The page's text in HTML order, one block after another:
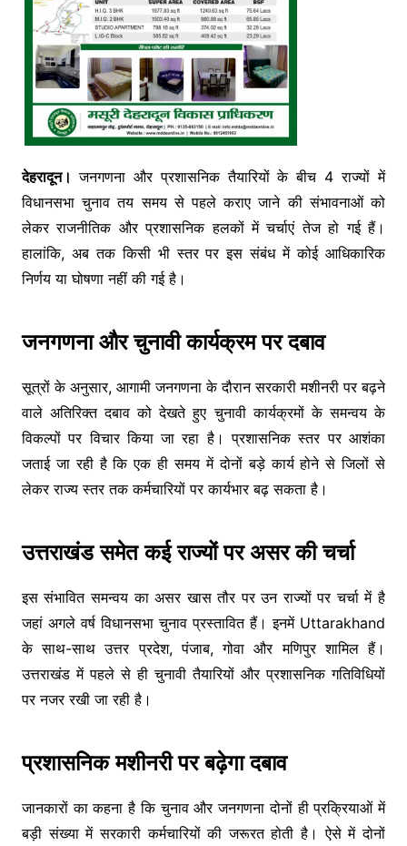
देहरादून।जनगणना और प्रशासनिक तैयारियों के बीच 4 राज्यों में
विधानसभा चुनाव तय समय से पहले कराए जाने की संभावनाओं को
लेकर राजनीतिक और प्रशासनिक हलकों में चर्चाएं तेज हो गई हैं।
हालांकि, अब तक किसी भी स्तर पर इस संबंध में कोई आधिकारिक
निर्णय या घोषणा नहीं की गई है।
जनगणना और चुनावी कार्यक्रम पर दबाव
सूत्रों के अनुसार, आगामी जनगणना के दौरान सरकारी मशीनरी पर बढ़ने
वाले अतिरिक्त दबाव को देखते हुए चुनावी कार्यक्रमों के समन्वय के
विकल्पों पर विचार किया जा रहा है। प्रशासनिक स्तर पर आशंका
जताई जा रही है कि एक ही समय में दोनों बड़े कार्य होने से जिलों से
लेकर राज्य स्तर तक कर्मचारियों पर कार्यभार बढ़ सकता है।
उत्तराखंड समेत कई राज्यों पर असर की चर्चा
इस संभावित समन्वय का असर खास तौर पर उन राज्यों पर चर्चा में है
जहां अगले वर्ष विधानसभा चुनाव प्रस्तावित हैं। इनमें Uttarakhand
के साथ-साथ उत्तर प्रदेश, पंजाब, गोवा और मणिपुर शामिल हैं।
उत्तराखंड में पहले से ही चुनावी तैयारियों और प्रशासनिक गतिविधियों
पर नजर रखी जा रही है।
प्रशासनिक मशीनरी पर बढ़ेगा दबाव
जानकारों का कहना है कि चुनाव और जनगणना दोनों ही प्रक्रियाओं में
बड़ी संख्या में सरकारी कर्मचारियों की जरूरत होती है। ऐसे में दोनों